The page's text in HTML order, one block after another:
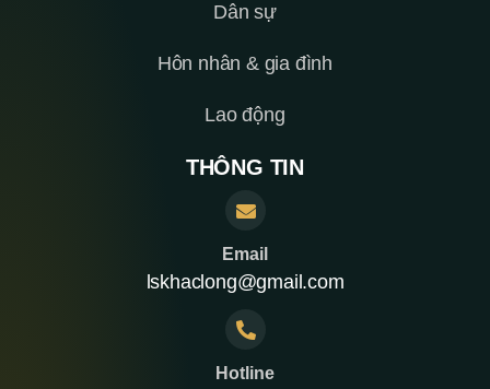
Dân sự
Hôn nhân & gia đình
Lao động
THÔNG TIN
Email
lskhaclong@gmail.com
Hotline